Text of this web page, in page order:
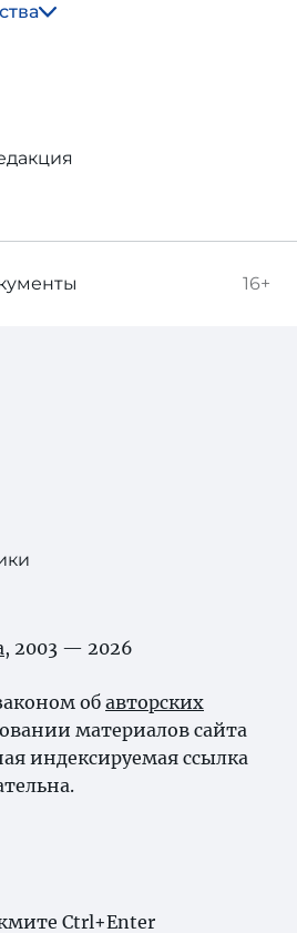
16+
, 2003 — 2026
об авторских
материалов сайта
индексируемая ссылка
Ctrl+Enter